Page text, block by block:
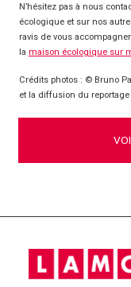
N’hésitez pas à nous
écologique et sur nos
ravis de vous
la maison écologique sur
Crédits photos : © Bruno
et la diffusion du reportage